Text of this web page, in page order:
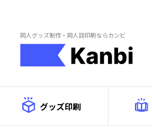
同人グッズ制作・同人誌印刷ならカンビ
グッズ印刷